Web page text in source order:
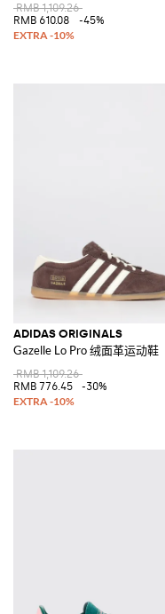
RMB 1,109.26
RMB 610.08
-45%
ADIDAS ORIGINALS
Gazelle Lo Pro 绒面革运动鞋
RMB 1,109.26
RMB 776.45
-30%